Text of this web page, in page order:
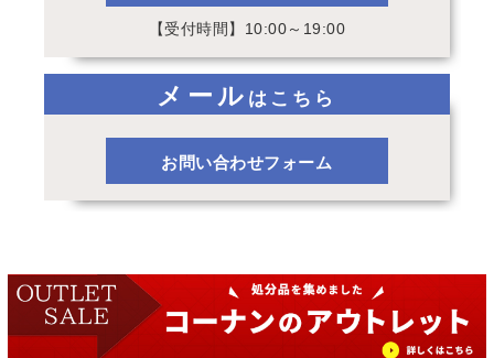
【受付時間】10:00～19:00
メール はこちら
お問い合わせフォーム